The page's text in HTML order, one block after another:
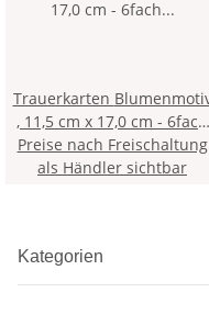
Trauerkarten Blumenmotiv
, 11,5 cm x 17,0 cm - 6fach
sortiert
Preise nach Freischaltung
als Händler sichtbar
Kategorien